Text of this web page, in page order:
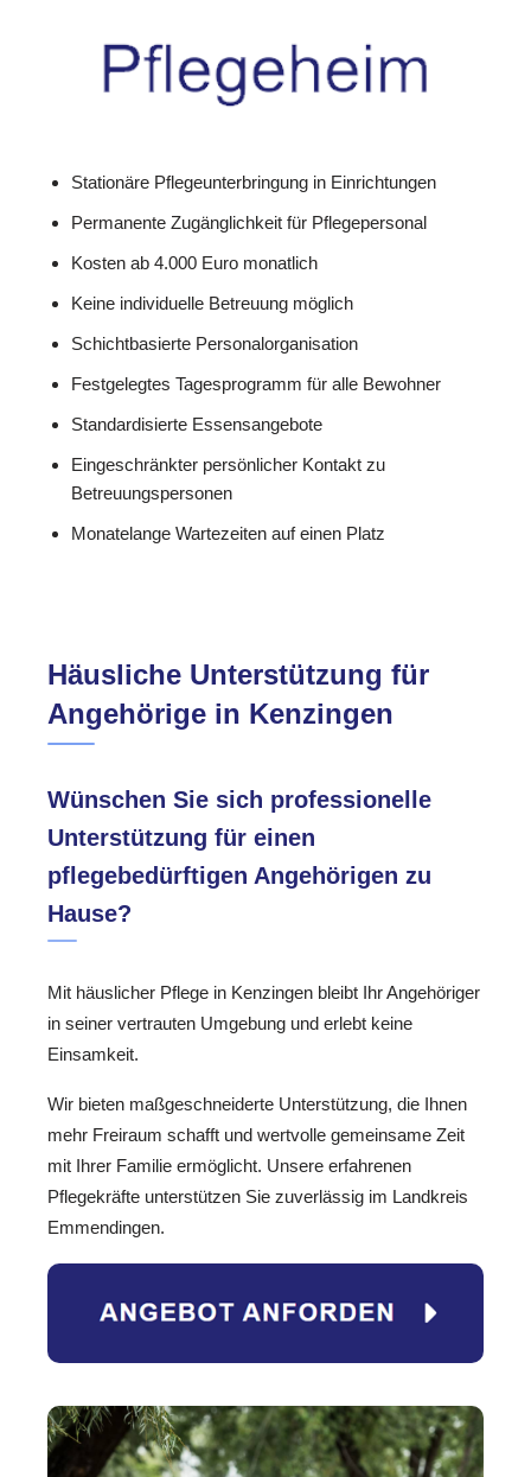
Stationäre Pflegeunterbringung in Einrichtungen
Permanente Zugänglichkeit für Pflegepersonal
Kosten ab 4.000 Euro monatlich
Keine individuelle Betreuung möglich
Schichtbasierte Personalorganisation
Festgelegtes Tagesprogramm für alle Bewohner
Standardisierte Essensangebote
Eingeschränkter persönlicher Kontakt zu
Betreuungspersonen
Monatelange Wartezeiten auf einen Platz
Häusliche Unterstützung für
Angehörige in Kenzingen
Wünschen Sie sich professionelle
Unterstützung für einen
pflegebedürftigen Angehörigen zu
Hause?
Mit häuslicher Pflege in Kenzingen bleibt Ihr Angehöriger
in seiner vertrauten Umgebung und erlebt keine
Einsamkeit.
Wir bieten maßgeschneiderte Unterstützung, die Ihnen
mehr Freiraum schafft und wertvolle gemeinsame Zeit
mit Ihrer Familie ermöglicht. Unsere erfahrenen
Pflegekräfte unterstützen Sie zuverlässig im Landkreis
Emmendingen.